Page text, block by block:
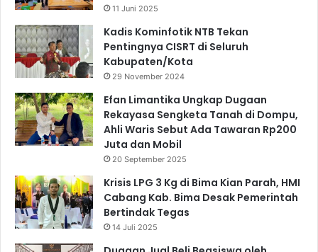
11 Juni 2025
Kadis Kominfotik NTB Tekan
Pentingnya CISRT di Seluruh
Kabupaten/Kota
29 November 2024
Efan Limantika Ungkap Dugaan
Rekayasa Sengketa Tanah di Dompu,
Ahli Waris Sebut Ada Tawaran Rp200
Juta dan Mobil
20 September 2025
Krisis LPG 3 Kg di Bima Kian Parah, HMI
Cabang Kab. Bima Desak Pemerintah
Bertindak Tegas
14 Juli 2025